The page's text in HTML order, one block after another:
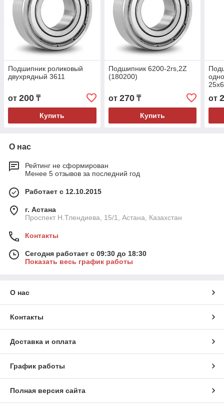
Подшипник роликовый
двухрядный 3611
от 200 ₸
Купить
Подшипник 6200-2rs,2Z
(180200)
от 270₸
Купить
от
О нас
Рейтинг не сформирован
Менее 5 отзывов за последний год
Работает с 12.10.2015
г. Астана
Проспект Н.Тлендиева, 15/1, Астана, Казахстан
Контакты
Сегодня работает с 09:30 до 18:30
Показать весь график работы
О нас
Контакты
Доставка и оплата
График работы
Полная версия сайта